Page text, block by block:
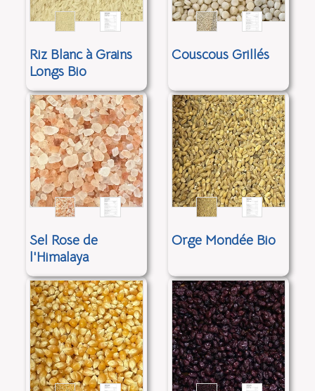
Riz Blanc à Grains
Longs Bio
Couscous Grillés
Sel Rose de
l'Himalaya
Orge Mondée Bio